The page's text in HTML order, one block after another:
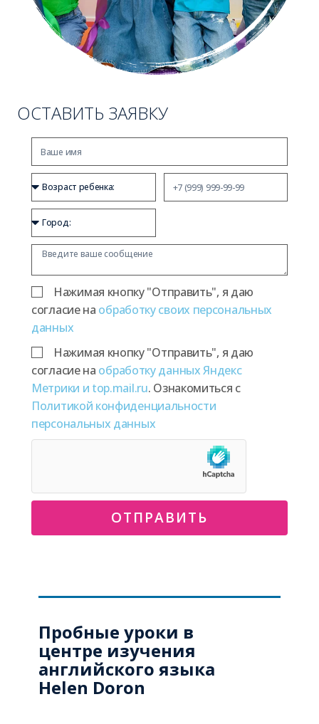
ОСТАВИТЬ ЗАЯВКУ
Нажимая кнопку "Отправить", я даю
согласие на обработку своих персональных
данных
Нажимая кнопку "Отправить", я даю
согласие на обработку данных Яндекс
Метрики и top.mail.ru. Ознакомиться с
Политикой конфиденциальности
персональных данных
ОТПРАВИТЬ
Пробные уроки в
центре изучения
английского языка
Helen Doron